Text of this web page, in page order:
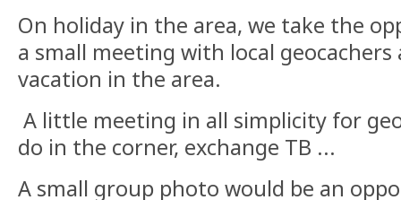
On holiday in the area, we take the
a small meeting with local geocachers
vacation in the area.
A little meeting in all simplicity for
do in the corner, exchange TB ...
A small group photo would be an